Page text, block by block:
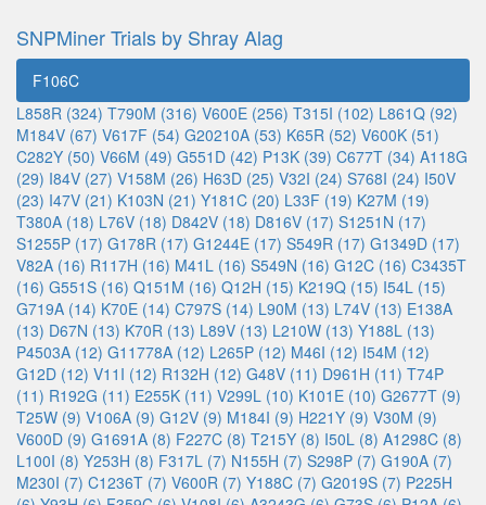
SNPMiner Trials by Shray Alag
F106C
L858R (324) T790M (316) V600E (256) T315I (102) L861Q (92)
M184V (67) V617F (54) G20210A (53) K65R (52) V600K (51)
C282Y (50) V66M (49) G551D (42) P13K (39) C677T (34) A118G
(29) I84V (27) V158M (26) H63D (25) V32I (24) S768I (24) I50V
(23) I47V (21) K103N (21) Y181C (20) L33F (19) K27M (19)
T380A (18) L76V (18) D842V (18) D816V (17) S1251N (17)
S1255P (17) G178R (17) G1244E (17) S549R (17) G1349D (17)
V82A (16) R117H (16) M41L (16) S549N (16) G12C (16) C3435T
(16) G551S (16) Q151M (16) Q12H (15) K219Q (15) I54L (15)
G719A (14) K70E (14) C797S (14) L90M (13) L74V (13) E138A
(13) D67N (13) K70R (13) L89V (13) L210W (13) Y188L (13)
P4503A (12) G11778A (12) L265P (12) M46I (12) I54M (12)
G12D (12) V11I (12) R132H (12) G48V (11) D961H (11) T74P
(11) R192G (11) E255K (11) V299L (10) K101E (10) G2677T (9)
T25W (9) V106A (9) G12V (9) M184I (9) H221Y (9) V30M (9)
V600D (9) G1691A (8) F227C (8) T215Y (8) I50L (8) A1298C (8)
L100I (8) Y253H (8) F317L (7) N155H (7) S298P (7) G190A (7)
M230I (7) C1236T (7) V600R (7) Y188C (7) G2019S (7) P225H